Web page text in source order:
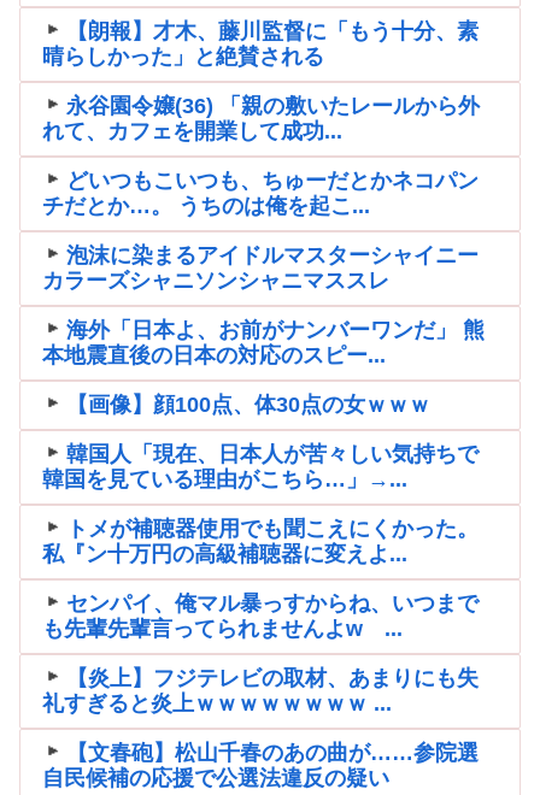
【朗報】才木、藤川監督に「もう十分、素
晴らしかった」と絶賛される
永谷園令嬢(36) 「親の敷いたレールから外
れて、カフェを開業して成功...
どいつもこいつも、ちゅーだとかネコパン
チだとか…。 うちのは俺を起こ...
泡沫に染まるアイドルマスターシャイニー
カラーズシャニソンシャニマススレ
海外「日本よ、お前がナンバーワンだ」 熊
本地震直後の日本の対応のスピー...
【画像】顔100点、体30点の女ｗｗｗ
韓国人「現在、日本人が苦々しい気持ちで
韓国を見ている理由がこちら…」→...
トメが補聴器使用でも聞こえにくかった。
私『ン十万円の高級補聴器に変えよ...
センパイ、俺マル暴っすからね、いつまで
も先輩先輩言ってられませんよw ...
【炎上】フジテレビの取材、あまりにも失
礼すぎると炎上ｗｗｗｗｗｗｗｗ ...
【文春砲】松山千春のあの曲が……参院選
自民候補の応援で公選法違反の疑い